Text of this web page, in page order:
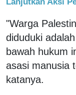
"Warga
diduduki
bawah hukum
asasi manusia
katanya.